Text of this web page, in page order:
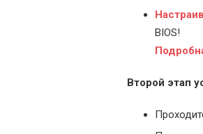
BIOS!
Второй этап